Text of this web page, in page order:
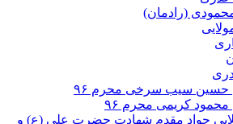
(رادمان)
حسین سیب سرخی محرم ۹۶
کریمی محرم ۹۶
جواد مقدم شهادت حضرت علی (ع) و